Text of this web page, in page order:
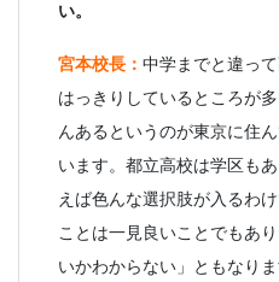
い。
宮本校長： 中学までと違っ
はっきりしているところが
んあるというのが東京に住
います。都立高校は学区も
えば色んな選択肢が入るわ
ことは一見良いことでもあ
いかわからない」ともなり